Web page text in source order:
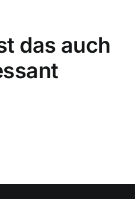
das auch